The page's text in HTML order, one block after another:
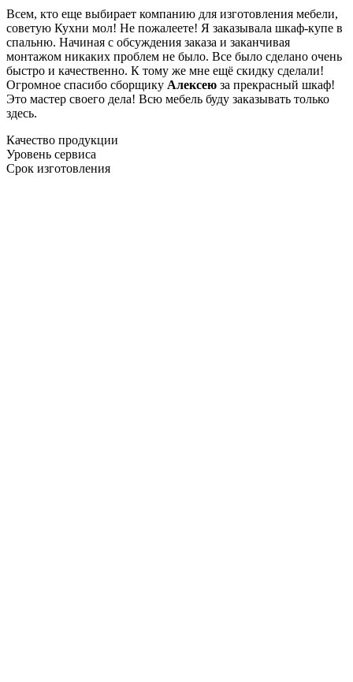
Всем, кто еще выбирает компанию для изготовления мебели,
советую Кухни мол! Не пожалеете! Я заказывала шкаф-купе в
спальню. Начиная с обсуждения заказа и заканчивая
монтажом никаких проблем не было. Все было сделано очень
быстро и качественно. К тому же мне ещё скидку сделали!
Огромное спасибо сборщику Алексею за прекрасный шкаф!
Это мастер своего дела! Всю мебель буду заказывать только
здесь.
Качество продукции
Уровень сервиса
Срок изготовления